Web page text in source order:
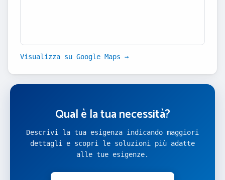
Visualizza su Google Maps →
Qual è la tua necessità?
Descrivi la tua esigenza indicando maggiori
dettagli e scopri le soluzioni più adatte
alle tue esigenze.